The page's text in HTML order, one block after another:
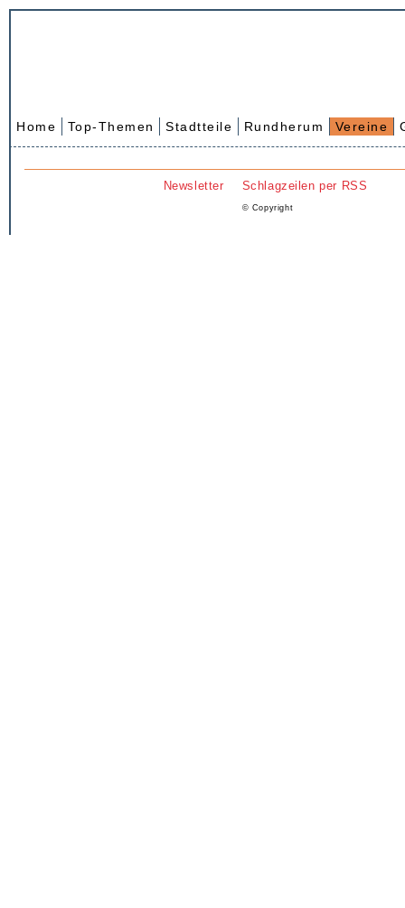
Home Top-Themen Stadtteile Rundherum Vereine
Newsletter Schlagzeilen per RSS
© Copyright